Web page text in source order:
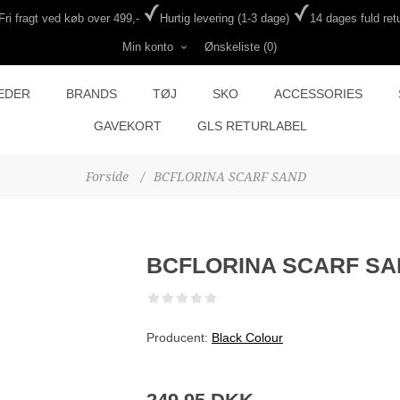
fragt ved køb over 499,- Hurtig levering (1-3 dage) 14 dages fuld
Min konto Ønskeliste (0)
BRANDS TØJ SKO ACCESSORIES
GAVEKORT GLS RETURLABEL
Forside / BCFLORINA SCARF SAND
BCFLORINA SCARF
Producent: Black Colour